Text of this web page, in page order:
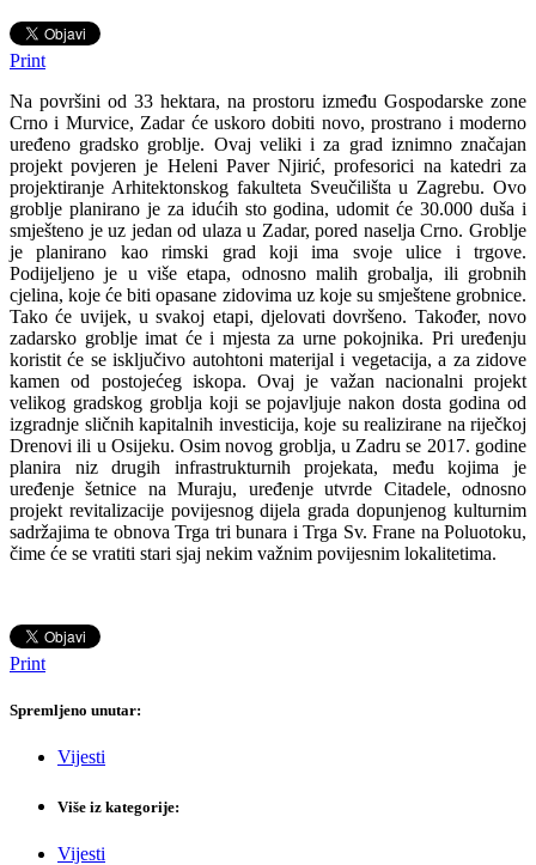
Print
Na površini od 33 hektara, na prostoru između Gospodarske zone
Crno i Murvice, Zadar će uskoro dobiti novo, prostrano i moderno
uređeno gradsko groblje. Ovaj veliki i za grad iznimno značajan
projekt povjeren je Heleni Paver Njirić, profesorici na katedri za
projektiranje Arhitektonskog fakulteta Sveučilišta u Zagrebu. Ovo
groblje planirano je za idućih sto godina, udomit će 30.000 duša i
smješteno je uz jedan od ulaza u Zadar, pored naselja Crno. Groblje
je planirano kao rimski grad koji ima svoje ulice i trgove.
Podijeljeno je u više etapa, odnosno malih grobalja, ili grobnih
cjelina, koje će biti opasane zidovima uz koje su smještene grobnice.
Tako će uvijek, u svakoj etapi, djelovati dovršeno. Također, novo
zadarsko groblje imat će i mjesta za urne pokojnika. Pri uređenju
koristit će se isključivo autohtoni materijal i vegetacija, a za zidove
kamen od postojećeg iskopa. Ovaj je važan nacionalni projekt
velikog gradskog groblja koji se pojavljuje nakon dosta godina od
izgradnje sličnih kapitalnih investicija, koje su realizirane na riječkoj
Drenovi ili u Osijeku. Osim novog groblja, u Zadru se 2017. godine
planira niz drugih infrastrukturnih projekata, među kojima je
uređenje šetnice na Muraju, uređenje utvrde Citadele, odnosno
projekt revitalizacije povijesnog dijela grada dopunjenog kulturnim
sadržajima te obnova Trga tri bunara i Trga Sv. Frane na Poluotoku,
čime će se vratiti stari sjaj nekim važnim povijesnim lokalitetima.
Print
Spremljeno unutar:
Vijesti
Više iz kategorije:
Vijesti